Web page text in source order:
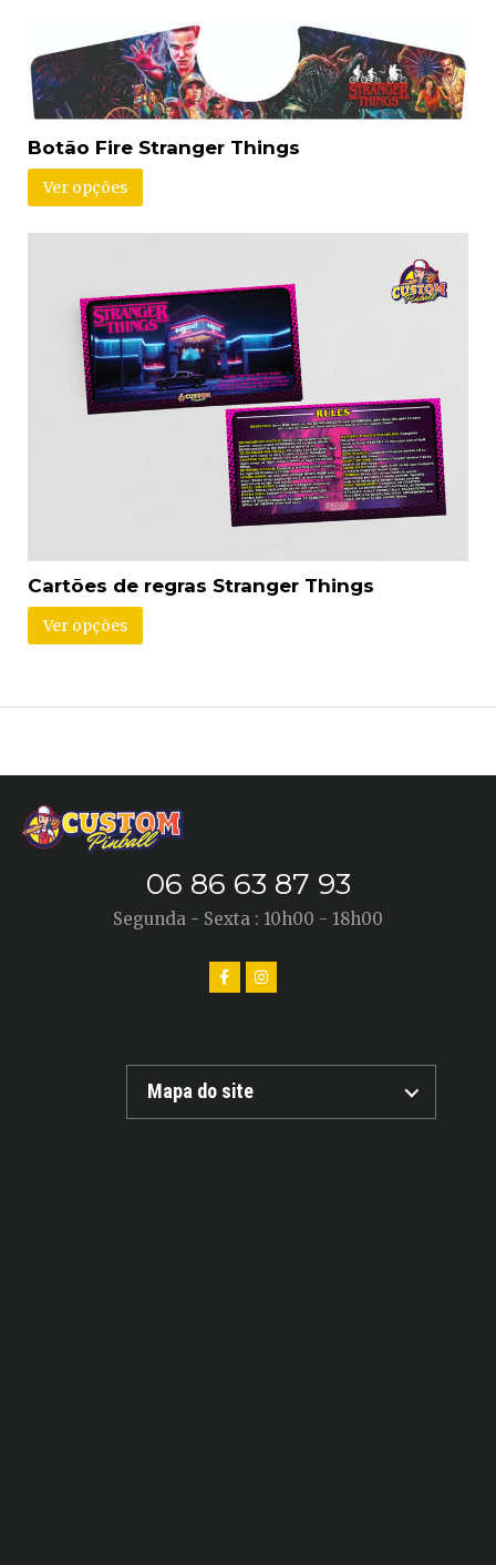
Botão Fire Stranger Things
Ver opções
Cartões de regras Stranger Things
Ver opções
06 86 63 87 93
Segunda - Sexta : 10h00 - 18h00
Mapa do site